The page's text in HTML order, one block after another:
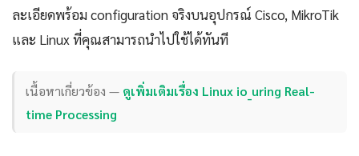
ละเอียดพร้อม configuration จริงบนอุปกรณ์ Cisco, MikroTik
และ Linux ที่คุณสามารถนำไปใช้ได้ทันที
เนื้อหาเกี่ยวข้อง — ดูเพิ่มเติมเรื่อง Linux io_uring Real-
time Processing